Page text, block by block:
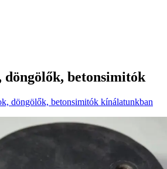
betonsimitók
döngölők, betonsimitók kínálatunkban